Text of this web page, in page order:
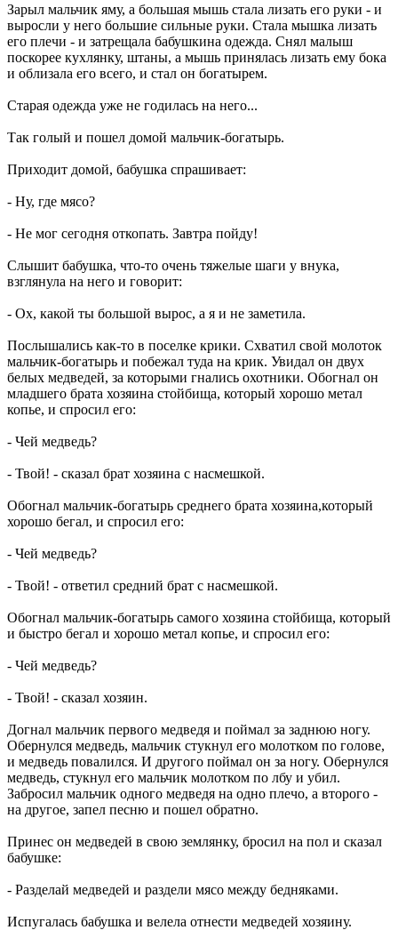
Зарыл мальчик яму, а большая мышь стала лизать его руки - и
выросли у него большие сильные руки. Стала мышка лизать
его плечи - и затрещала бабушкина одежда. Снял малыш
поскорее кухлянку, штаны, а мышь принялась лизать ему бока
и облизала его всего, и стал он богатырем.
Старая одежда уже не годилась на него...
Так голый и пошел домой мальчик-богатырь.
Приходит домой, бабушка спрашивает:
- Ну, где мясо?
- Не мог сегодня откопать. Завтра пойду!
Слышит бабушка, что-то очень тяжелые шаги у внука,
взглянула на него и говорит:
- Ох, какой ты большой вырос, а я и не заметила.
Послышались как-то в поселке крики. Схватил свой молоток
мальчик-богатырь и побежал туда на крик. Увидал он двух
белых медведей, за которыми гнались охотники. Обогнал он
младшего брата хозяина стойбища, который хорошо метал
копье, и спросил его:
- Чей медведь?
- Твой! - сказал брат хозяина с насмешкой.
Обогнал мальчик-богатырь среднего брата хозяина,который
хорошо бегал, и спросил его:
- Чей медведь?
- Твой! - ответил средний брат с насмешкой.
Обогнал мальчик-богатырь самого хозяина стойбища, который
и быстро бегал и хорошо метал копье, и спросил его:
- Чей медведь?
- Твой! - сказал хозяин.
Догнал мальчик первого медведя и поймал за заднюю ногу.
Обернулся медведь, мальчик стукнул его молотком по голове,
и медведь повалился. И другого поймал он за ногу. Обернулся
медведь, стукнул его мальчик молотком по лбу и убил.
Забросил мальчик одного медведя на одно плечо, а второго -
на другое, запел песню и пошел обратно.
Принес он медведей в свою землянку, бросил на пол и сказал
бабушке:
- Разделай медведей и раздели мясо между бедняками.
Испугалась бабушка и велела отнести медведей хозяину.